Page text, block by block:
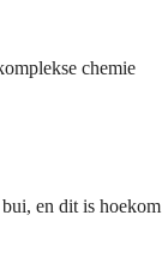
chemie
en dit is hoekom